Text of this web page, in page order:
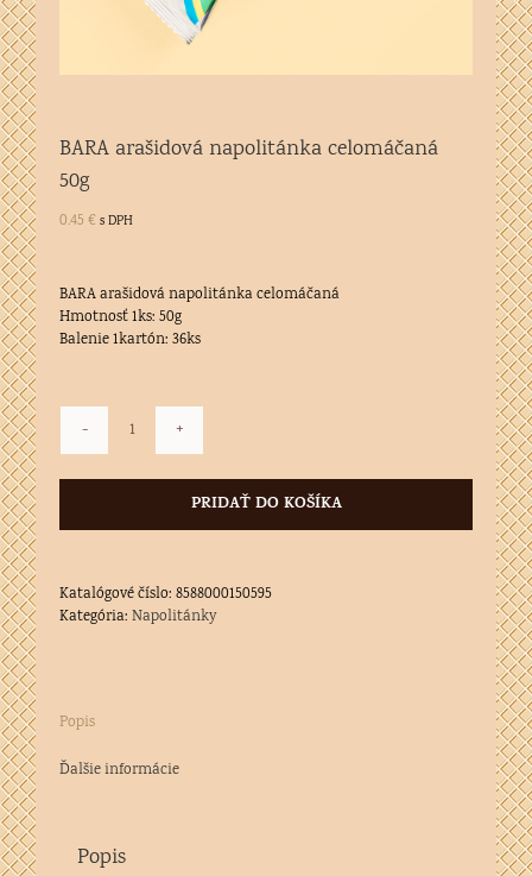
BARA arašidová napolitánka celomáčaná
50g
0.45 €s DPH
BARA arašidová napolitánka celomáčaná
Hmotnosť 1ks: 50g
Balenie 1kartón: 36ks
množstvo
arašidová
napolitánka
celomáčaná
PRIDAŤ DO KOŠÍKA
Katalógové číslo: 8588000150595
Kategória: Napolitánky
Popis
Ďalšie informácie
Popis